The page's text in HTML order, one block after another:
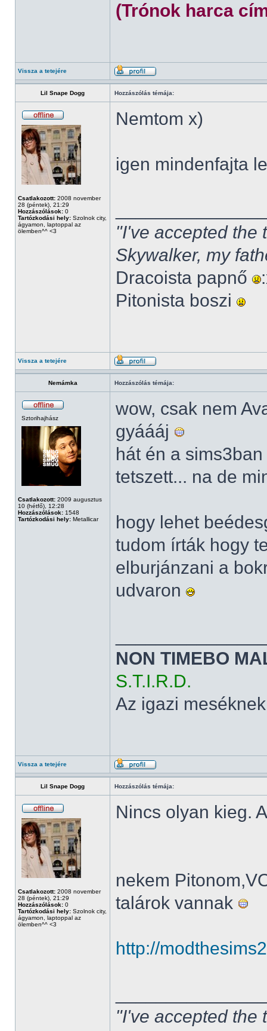
(Trónok harca
Vissza a tetejére
Lil Snape Dogg Hozzászólás témája:
Csatlakozott: 2008 november
28 (péntek), 21:29
Hozzászólások: 0
Tartózkodási hely: Szolnok city,
ágyamon, laptoppal az
ölemben^^ <3
Nemtom x)
igen mindenfajta
"I've accepted the
Skywalker, my
Dracoista papnő
Pitonista boszi
Vissza a tetejére
Nemámka Hozzászólás témája:
Sztorihajhász
Csatlakozott: 2009 augusztus
10 (hétfő), 12:28
Hozzászólások: 1548
Tartózkodási hely: Metallicar
wow, csak nem
gyáááj
hát én a
tetszett... na de
hogy lehet
tudom írták hogy
elburjánzani a
udvaron
NON TIMEBO
S.T.I.R.D.
Az igazi
Vissza a tetejére
Lil Snape Dogg Hozzászólás témája:
Csatlakozott: 2008 november
28 (péntek), 21:29
Hozzászólások: 0
Tartózkodási hely: Szolnok city,
ágyamon, laptoppal az
ölemben^^ <3
Nincs olyan kieg.
nekem
talárok vannak
http://
"I've accepted the